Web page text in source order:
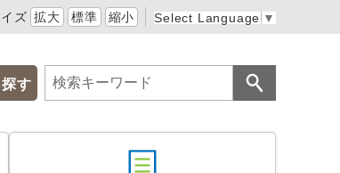
ズ 拡大 標準 縮小 Select Language ▼
す